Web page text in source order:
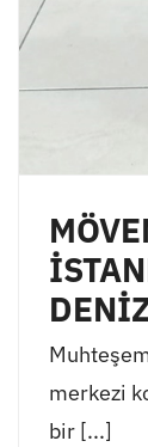
merkezi
bir [...]